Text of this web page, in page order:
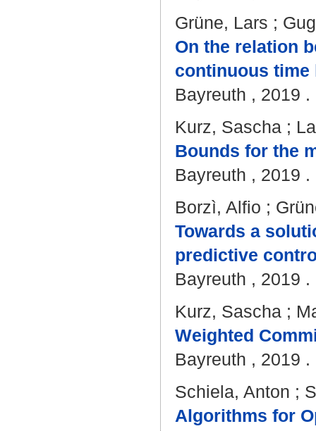
Grüne, Lars ;
On the relation
continuous
Bayreuth , 2019 .
Kurz, Sascha ;
Bounds for the
Bayreuth , 2019 .
Borzì, Alfio ;
Towards a
predictive
Bayreuth , 2019 .
Kurz, Sascha ;
Weighted
Bayreuth , 2019 .
Schiela, Anton ;
Algorithms for